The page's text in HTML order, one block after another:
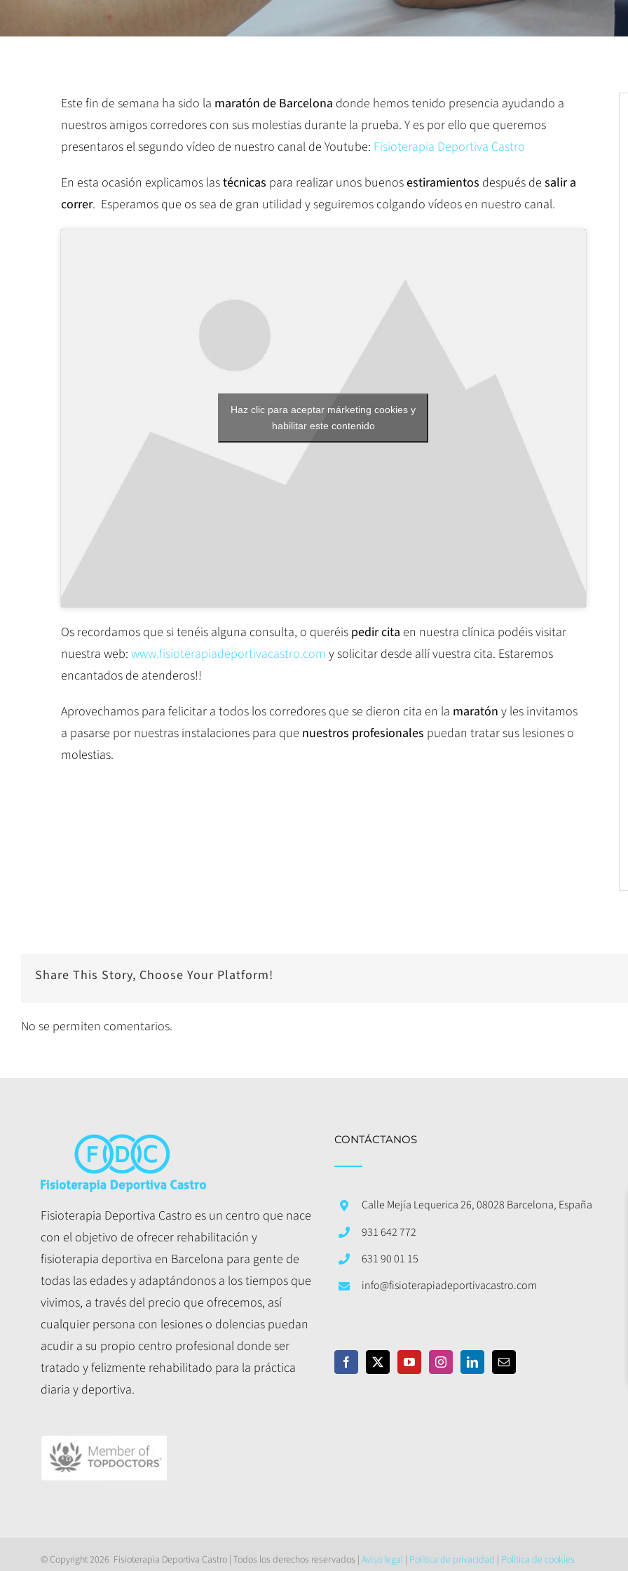
Este fin de semana ha sido la maratón de Barcelona donde hemos tenido presencia ayudando a
nuestros amigos corredores con sus molestias durante la prueba. Y es por ello que queremos
presentaros el segundo vídeo de nuestro canal de Youtube: Fisioterapia Deportiva Castro
En esta ocasión explicamos lastécnicas para realizar unos buenosestiramientos después de salir a
correr. Esperamos que os sea de gran utilidad y seguiremos colgando vídeos en nuestro canal.
Haz clic para aceptar márketing cookies y
habilitar este contenido
Os recordamos que si tenéis alguna consulta, o queréis pedir cita en nuestra clínica podéis visitar
nuestra web: www.fisioterapiadeportivacastro.com y solicitar desde allí vuestra cita. Estaremos
encantados de atenderos!!
Aprovechamos para felicitar a todos los corredores que se dieron cita en la maratón y les invitamos
a pasarse por nuestras instalaciones para que nuestros profesionales puedan tratar sus lesiones o
molestias.
Share This Story, Choose Your Platform!
No se permiten comentarios.
Fisioterapia Deportiva Castro es un centro que nace
con el objetivo de ofrecer rehabilitación y
fisioterapia deportiva en Barcelona para gente de
todas las edades y adaptándonos a los tiempos que
vivimos, a través del precio que ofrecemos, así
cualquier persona con lesiones o dolencias puedan
acudir a su propio centro profesional donde ser
tratado y felizmente rehabilitado para la práctica
diaria y deportiva.
CONTÁCTANOS
Calle Mejía Lequerica 26, 08028 Barcelona, España
931 642 772
631 90 01 15
info@fisioterapiadeportivacastro.com
© Copyright2026 Fisioterapia Deportiva Castro | Todos los derechos reservados |Aviso legal | Política de privacidad | Política de cookies